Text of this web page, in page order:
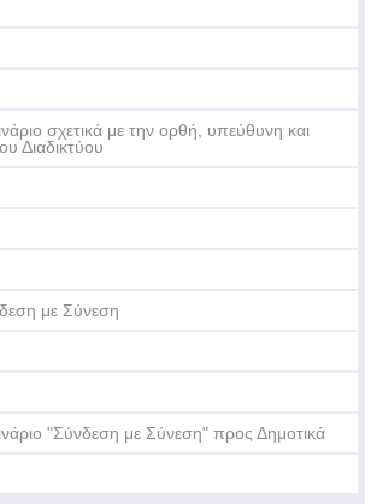
σχετικά με την ορθή, υπεύθυνη και
Διαδικτύου
με Σύνεση
"Σύνδεση με Σύνεση" προς Δημοτικά